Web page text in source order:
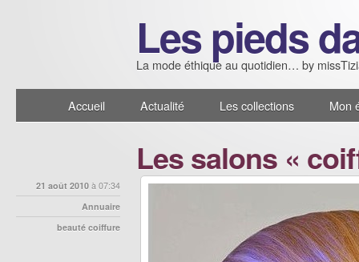
Les pieds
La mode éthique au quotidien… by
Accueil Actualité Les collections Mon
Les salons «
21 août 2010 à 07:34
Annuaire
beauté coiffure